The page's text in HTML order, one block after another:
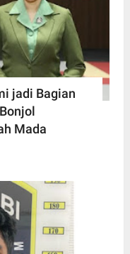
jadi Bagian
Mada